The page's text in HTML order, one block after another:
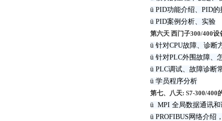
ü PID功能介绍、PID的
ü PID案例分析、实验
第六天 西门子300/400
ü 针对CPU故障、诊断
ü 针对PLC外围故障、
ü PLC调试、故障诊断
ü 学员程序分析
第七、八天: S7-300/400
ü MPI 全局数据通讯
ü PROFIBUS网络介绍